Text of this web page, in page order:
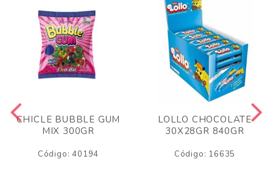
CHICLE BUBBLE GUM
MIX 300GR
Código: 40194
LOLLO CHOCOLATE
30X28GR 840GR
Código: 16635